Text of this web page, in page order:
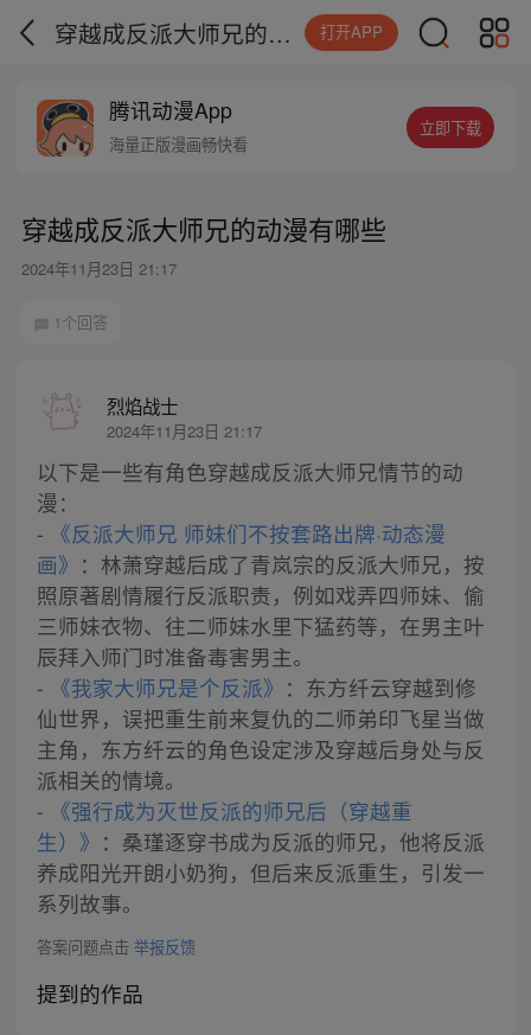
穿越成反派大师兄的动漫有哪些 打开APP
腾讯动漫App
海量正版漫画畅快看
立即下载
穿越成反派大师兄的动漫有哪些
2024年11月23日 21:17
1个回答
烈焰战士
2024年11月23日 21:17
以下是一些有角色穿越成反派大师兄情节的动
漫：
- 《反派大师兄 师妹们不按套路出牌·动态漫
画》 ：林萧穿越后成了青岚宗的反派大师兄，按
照原著剧情履行反派职责，例如戏弄四师妹、偷
三师妹衣物、往二师妹水里下猛药等，在男主叶
辰拜入师门时准备毒害男主。
- 《我家大师兄是个反派》 ：东方纤云穿越到修
仙世界，误把重生前来复仇的二师弟印飞星当做
主角，东方纤云的角色设定涉及穿越后身处与反
派相关的情境。
- 《强行成为灭世反派的师兄后（穿越重
生）》 ：桑瑾逐穿书成为反派的师兄，他将反派
养成阳光开朗小奶狗，但后来反派重生，引发一
系列故事。
答案问题点击 举报反馈
提到的作品